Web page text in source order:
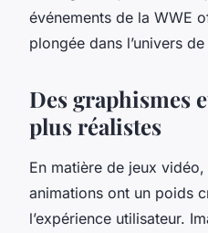
événements de la WWE
plongée dans l’univers
Des graphismes
plus réalistes
En matière de jeux
animations ont un poids
l’expérience utilisateur.